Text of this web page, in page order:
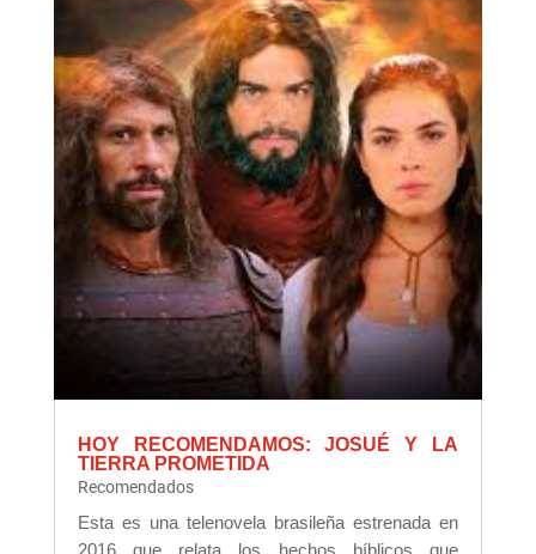
HOY RECOMENDAMOS: JOSUÉ Y LA
TIERRA PROMETIDA
Recomendados
Esta es una telenovela brasileña estrenada en